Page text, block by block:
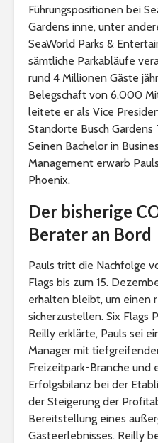
Führungspositionen bei
Gardens inne, unter
SeaWorld Parks &
sämtliche Parkabläufe
rund 4 Millionen Gäste
Belegschaft von 6.000
leitete er als Vice
Standorte Busch Gardens
Seinen Bachelor in
Management erwarb
Phoenix.
Der bisherige
Berater an Bord
Pauls tritt die Nachfolge
Flags bis zum 15.
erhalten bleibt, um einen
sicherzustellen. Six Flags
Reilly erklärte, Pauls sei
Manager mit
Freizeitpark-Branche und
Erfolgsbilanz bei der
der Steigerung der
Bereitstellung eines
Gästeerlebnisses. Reilly